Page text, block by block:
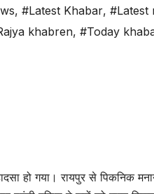
, #Latest Khabar, #Latest
khabren, #Today
हो गया। रायपुर से पिकनिक